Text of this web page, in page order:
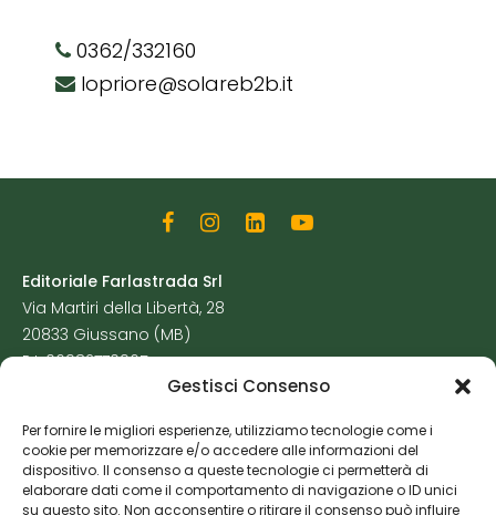
Gestisci Consenso
Per fornire le migliori esperienze, utilizziamo tecnologie come i
cookie per memorizzare e/o accedere alle informazioni del
dispositivo. Il consenso a queste tecnologie ci permetterà di
elaborare dati come il comportamento di navigazione o ID unici
su questo sito. Non acconsentire o ritirare il consenso può influire
0362/332160
lopriore@solareb2b.it
Editoriale Farlastrada Srl
Via Martiri della Libertà, 28
20833 Giussano (MB)
P.I. 06982770965
Cookie Policy
Risorse Aggiuntive